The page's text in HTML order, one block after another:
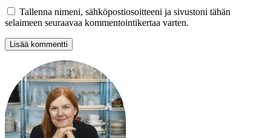
Tallenna nimeni, sähköpostiosoitteeni ja sivustoni tähän
selaimeen seuraavaa kommentointikertaa varten.